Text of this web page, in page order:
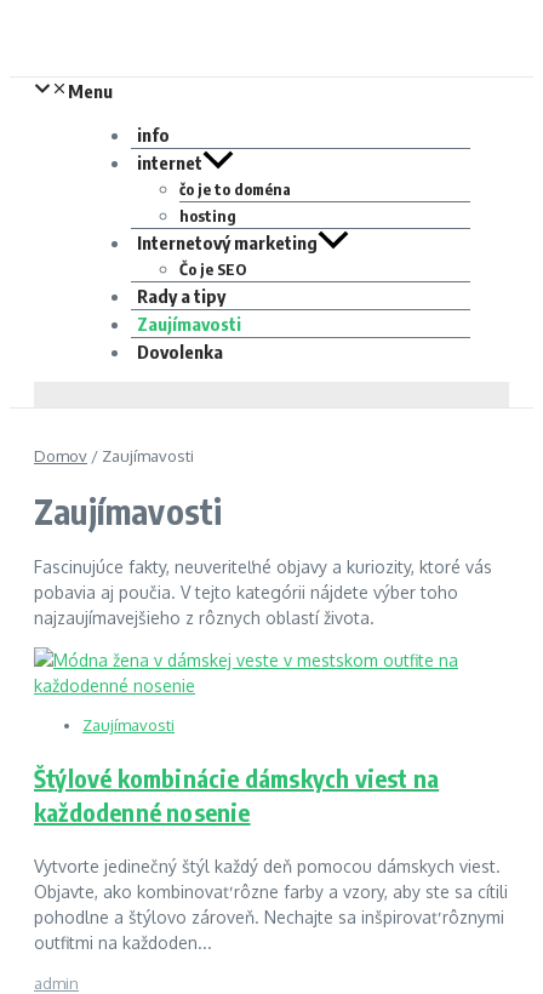
Menu
info
internet
čo je to doména
hosting
Internetový marketing
Čo je SEO
Rady a tipy
Zaujímavosti
Dovolenka
Domov / Zaujímavosti
Zaujímavosti
Fascinujúce fakty, neuveriteľné objavy a kuriozity, ktoré vás
pobavia aj poučia. V tejto kategórii nájdete výber toho
najzaujímavejšieho z rôznych oblastí života.
Zaujímavosti
Štýlové kombinácie dámskych viest na
každodenné nosenie
Vytvorte jedinečný štýl každý deň pomocou dámskych viest.
Objavte, ako kombinovať rôzne farby a vzory, aby ste sa cítili
pohodlne a štýlovo zároveň. Nechajte sa inšpirovať rôznymi
outfitmi na každoden...
admin